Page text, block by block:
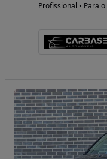
Profissional • Para